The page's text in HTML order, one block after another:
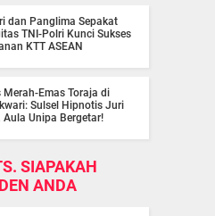
dan Panglima Sepakat
TNI-Polri Kunci Sukses
KTT ASEAN
Merah-Emas Toraja di
Sulsel Hipnotis Juri
Aula Unipa Bergetar!
SIAPAKAH
ANDA